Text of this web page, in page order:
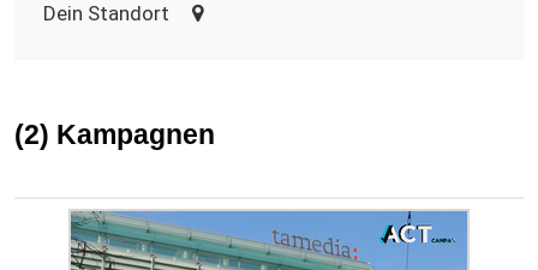
Dein Standort
(2) Kampagnen